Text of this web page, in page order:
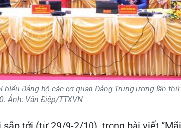
biểu Đảng bộ các cơ quan Đảng Trung ương lần thứ
Ảnh: Văn Điệp/TTXVN
tới (từ 29/9-2/10), trong bài viết “Mãi